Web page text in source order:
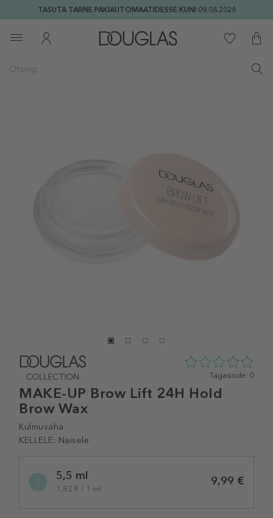
TASUTA TARNE PAKIAUTOMAATIDESSE KUNI 09.08.2026
MAKE-UP Brow Lift 24H Hold
Brow Wax
Kulmuvaha
KELLELE: Naisele
0
5st
Tagasiside: 0
variation5,5 ml
1,82 € / 1 ml
9,99 €